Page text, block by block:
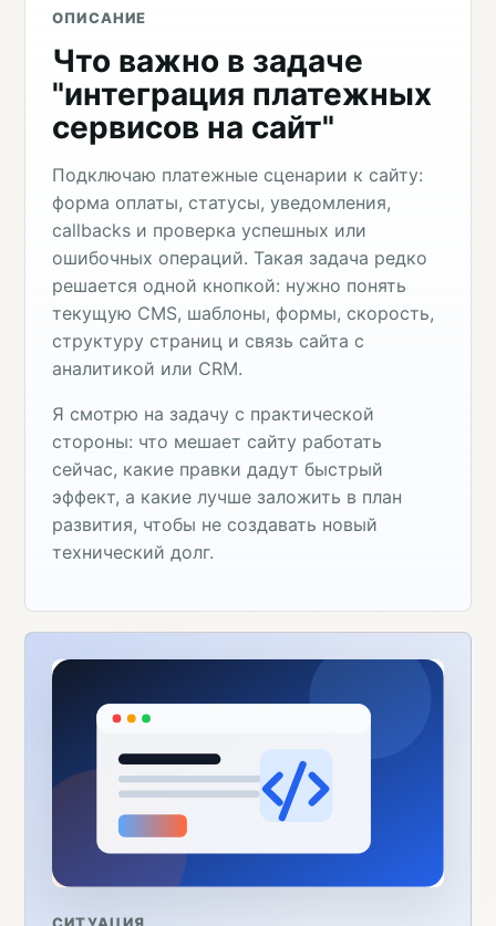
ОПИСАНИЕ
Что важно в задаче
"интеграция платежных
сервисов на сайт"
Подключаю платежные сценарии к сайту:
форма оплаты, статусы, уведомления,
callbacks и проверка успешных или
ошибочных операций. Такая задача редко
решается одной кнопкой: нужно понять
текущую CMS, шаблоны, формы, скорость,
структуру страниц и связь сайта с
аналитикой или CRM.
Я смотрю на задачу с практической
стороны: что мешает сайту работать
сейчас, какие правки дадут быстрый
эффект, а какие лучше заложить в план
развития, чтобы не создавать новый
технический долг.
СИТУАЦИЯ